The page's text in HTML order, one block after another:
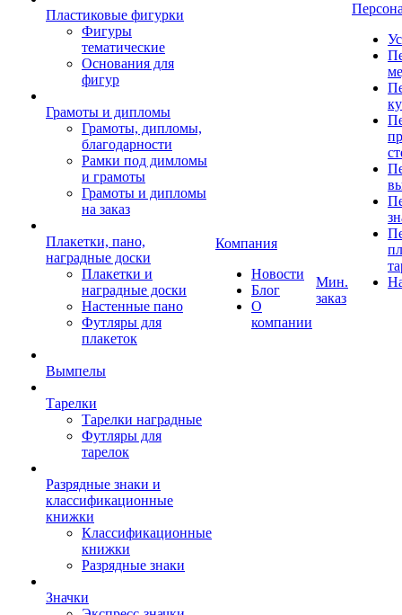
Пластиковые фигурки
Фигуры
тематические
Основания для
фигур
Грамоты и дипломы
Грамоты, дипломы,
благодарности
Рамки под димломы
и грамоты
Грамоты и дипломы
на заказ
Плакетки, пано,
наградные доски
Плакетки и
наградные доски
Настенные пано
Футляры для
плакеток
Вымпелы
Тарелки
Тарелки наградные
Футляры для
тарелок
Разрядные знаки и
классификационные
книжки
Классификационные
книжки
Разрядные знаки
Значки
Компания
Новости
Блог
О
компании
Мин.
заказ